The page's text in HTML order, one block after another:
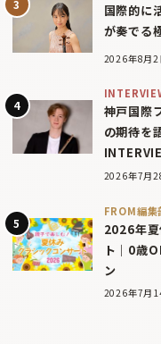
国際的に
が奏でる
2026年8月2
神戸国際
の期待を
2026年7月
FROM編集
2026年
ト｜0歳
ン
2026年7月